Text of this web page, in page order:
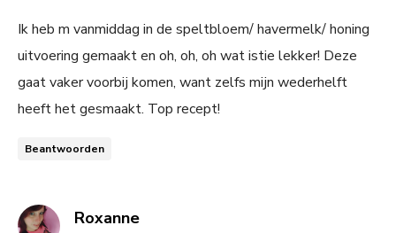
Ik heb m vanmiddag in de speltbloem/ havermelk/ honing
uitvoering gemaakt en oh, oh, oh wat istie lekker! Deze
gaat vaker voorbij komen, want zelfs mijn wederhelft
heeft het gesmaakt. Top recept!
Beantwoorden
Roxannesays: